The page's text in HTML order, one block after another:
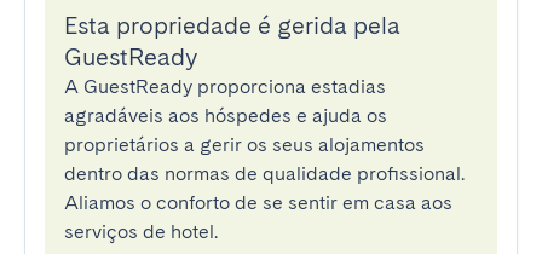
Esta propriedade é gerida pela
GuestReady
A GuestReady proporciona estadias
agradáveis aos hóspedes e ajuda os
proprietários a gerir os seus alojamentos
dentro das normas de qualidade profissional.
Aliamos o conforto de se sentir em casa aos
serviços de hotel.